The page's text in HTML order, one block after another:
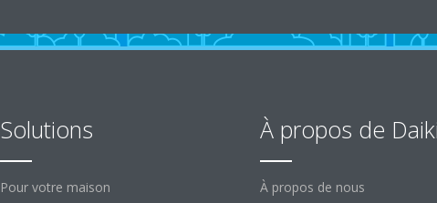
Solutions
Pour votre maison
À propos de
À propos de nous